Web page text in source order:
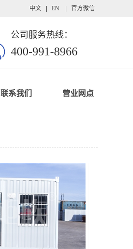
中文 EN 官方微信
公司服务热线：
400-991-8966
联系我们 营业网点